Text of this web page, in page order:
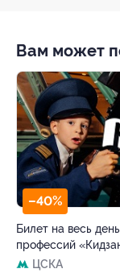
Вам может
–40%
Билет на весь
профессий
ЦСКА